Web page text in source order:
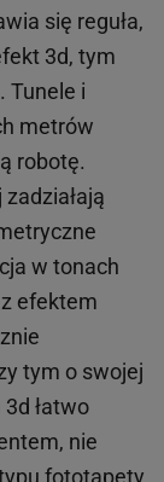
się reguła,
3d, tym
Tunele i
metrów
robotę.
w tonach
efektem
tym o swojej
łatwo
nie
fototapety